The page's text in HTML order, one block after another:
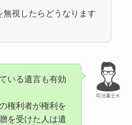
無視したらどうなります
司法書士Ｋ
いる遺言も有効
権利者が権利を
を受けた人は遺